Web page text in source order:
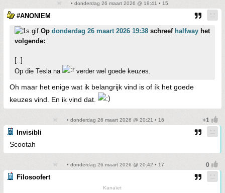
• donderdag 26 maart 2026 @ 19:41 • 15
#ANONIEM
Op donderdag 26 maart 2026 19:38 schreef halfway het
volgende:
[..]
Op die Tesla na
verder wel goede keuzes.
Oh maar het enige wat ik belangrijk vind is of ík het goede
keuzes vind. En ik vind dat.
• donderdag 26 maart 2026 @ 20:21 • 16
Invisibli
Scootah
• donderdag 26 maart 2026 @ 20:42 • 17
Filosoofert
Kanaïet